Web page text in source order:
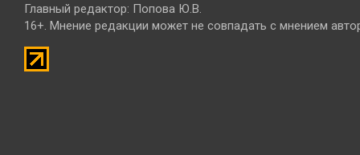
Главный редактор: Попова Ю.В.
16+. Мнение редакции может не совпадать с мнением